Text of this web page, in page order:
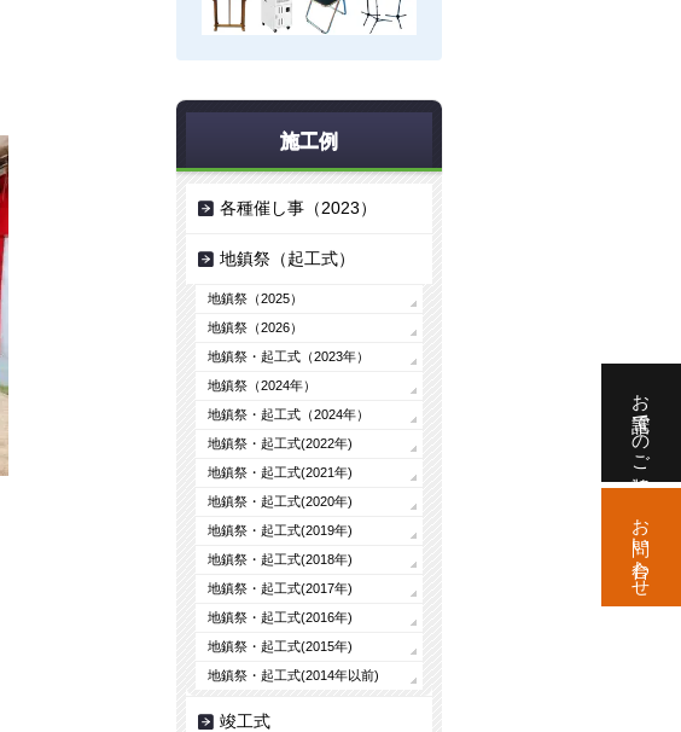
施工例
各種催し事（2023）
地鎮祭（起工式）
地鎮祭（2025）
地鎮祭（2026）
地鎮祭・起工式（2023年）
地鎮祭（2024年）
地鎮祭・起工式（2024年）
地鎮祭・起工式(2022年)
地鎮祭・起工式(2021年)
地鎮祭・起工式(2020年)
地鎮祭・起工式(2019年)
地鎮祭・起工式(2018年)
地鎮祭・起工式(2017年)
地鎮祭・起工式(2016年)
地鎮祭・起工式(2015年)
地鎮祭・起工式(2014年以前)
竣工式
お電話でのご相談
お問い合わせ